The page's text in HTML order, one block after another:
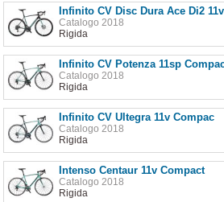
Infinito CV Disc Dura Ace Di2
Catalogo 2018
Rigida
Infinito CV Potenza 11sp
Catalogo 2018
Rigida
Infinito CV Ultegra 11v Compac
Catalogo 2018
Rigida
Intenso Centaur 11v Compact
Catalogo 2018
Rigida